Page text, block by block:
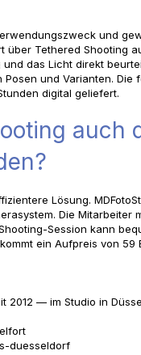
und
über Tethered Shooting
das Licht direkt
und Varianten. Die
digital geliefert.
auch
Lösung.
Die Mitarbeiter
Session kann
ein Aufpreis von 59
2012 — im Studio in
duesseldorf